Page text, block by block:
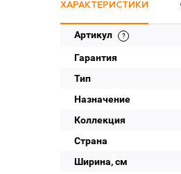
ХАРАКТЕРИСТИКИ
Артикул
Гарантия
Тип
Назначение
Коллекция
Страна
Ширина, см